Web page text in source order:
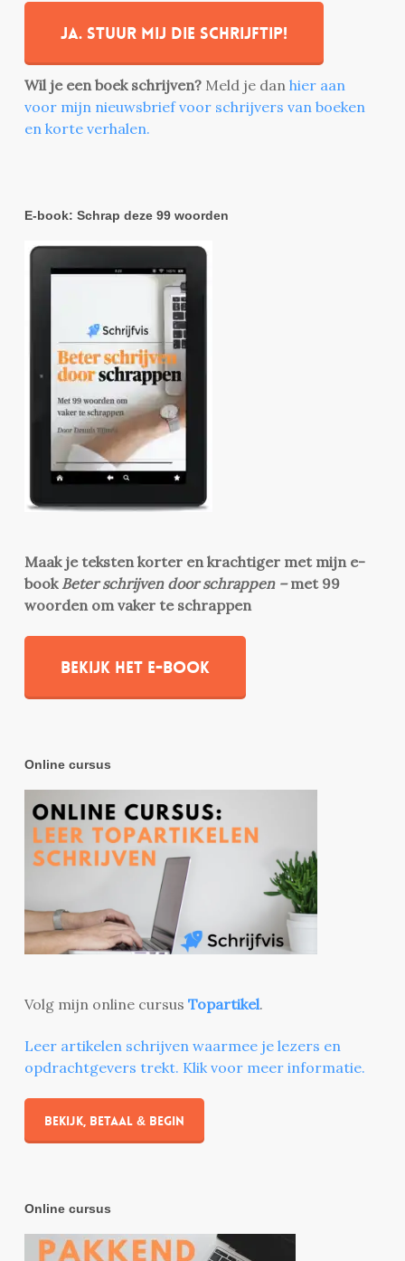
Ja. stuur mij die schrijftip!
Wil je een boek schrijven? Meld je dan hier aan
voor mijn nieuwsbrief voor schrijvers van boeken
en korte verhalen.
E-book: Schrap deze 99 woorden
Maak je teksten korter en krachtiger met mijn e-
book Beter schrijven door schrappen –met 99
woorden om vaker te schrappen
Bekijk het e-book
Online cursus
Volg mijn online cursus Topartikel.
Leer artikelen schrijven waarmee je lezers en
opdrachtgevers trekt. Klik voor meer informatie.
Bekijk, betaal & begin
Online cursus